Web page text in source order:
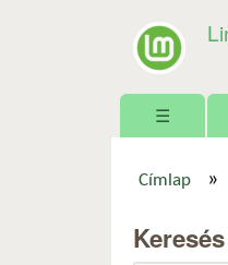
Főmenü
☰
Címlap »